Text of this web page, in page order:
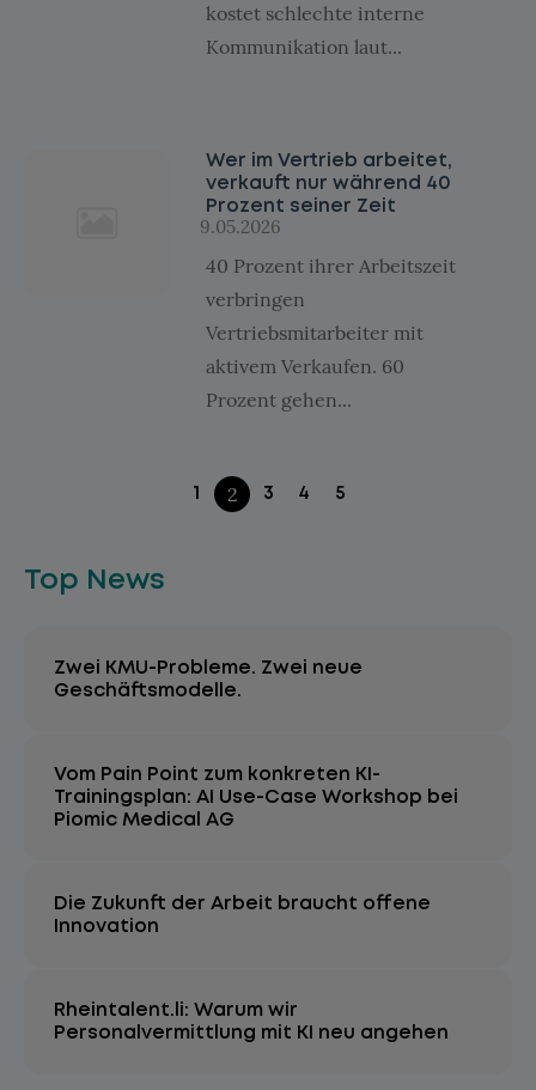
kostet schlechte interne
Kommunikation laut...
Wer im Vertrieb arbeitet,
verkauft nur während 40
Prozent seiner Zeit
9.05.2026
40 Prozent ihrer Arbeitszeit
verbringen
Vertriebsmitarbeiter mit
aktivem Verkaufen. 60
Prozent gehen...
1 2 3 4 5
Top News
Zwei KMU-Probleme. Zwei neue
Geschäftsmodelle.
Vom Pain Point zum konkreten KI-
Trainingsplan: AI Use-Case Workshop bei
Piomic Medical AG
Die Zukunft der Arbeit braucht offene
Innovation
Rheintalent.li: Warum wir
Personalvermittlung mit KI neu angehen